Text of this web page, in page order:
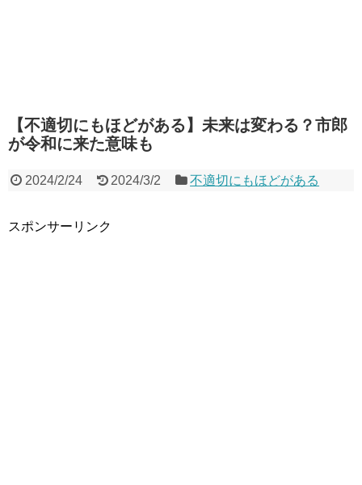
【不適切にもほどがある】未来は変わる？市郎
が令和に来た意味も
2024/2/24 2024/3/2 不適切にもほどがある
スポンサーリンク